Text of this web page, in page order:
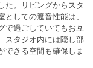
た。リビングからスタ
しての遮音性能は、
で過ごしていてもお互
スタジオ内には隠し部
できる空間も確保しま